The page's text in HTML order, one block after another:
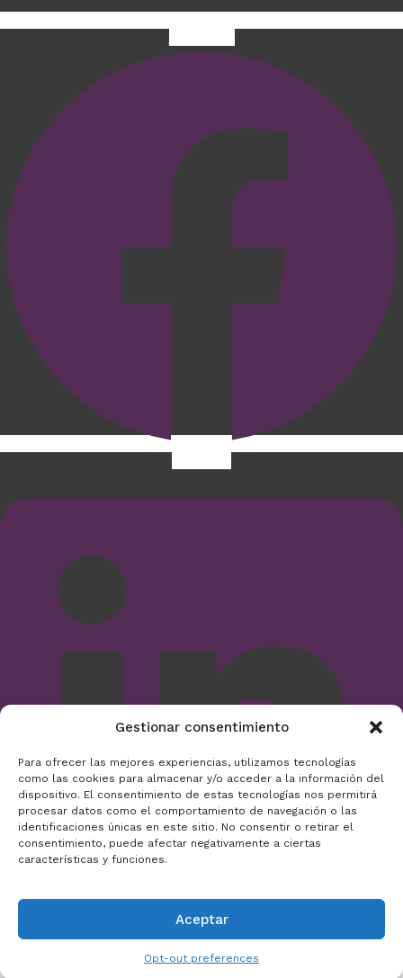
Gestionar consentimiento
Para ofrecer las mejores experiencias, utilizamos tecnologías
como las cookies para almacenar y/o acceder a la información del
dispositivo. El consentimiento de estas tecnologías nos permitirá
procesar datos como el comportamiento de navegación o las
identificaciones únicas en este sitio. No consentir o retirar el
consentimiento, puede afectar negativamente a ciertas
características y funciones.
Aceptar
Opt-out preferences